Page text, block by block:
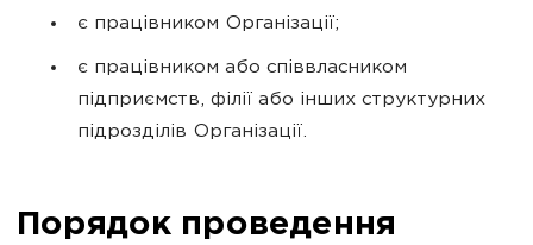
є працівником Організації;
є працівником або співвласником
підприємств, філії або інших структурних
підрозділів Організації.
Порядок проведення